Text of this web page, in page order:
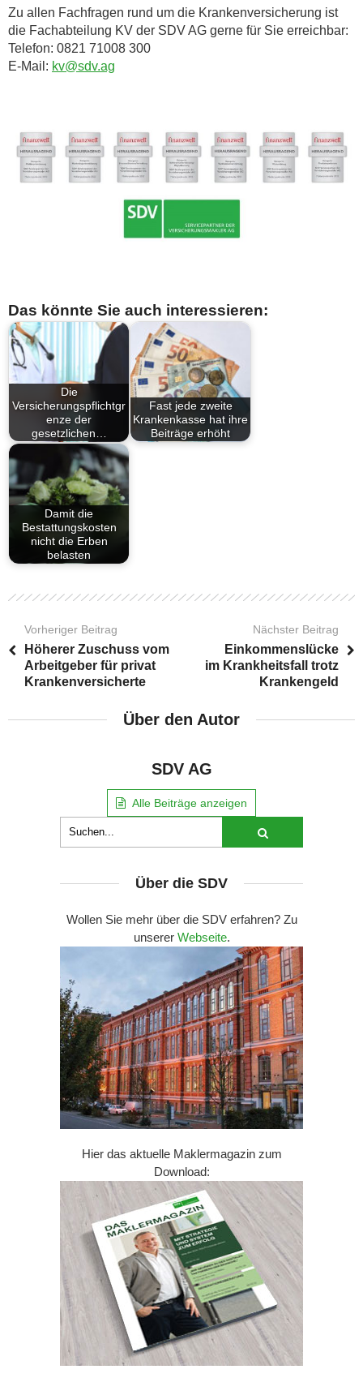
Zu allen Fachfragen rund um die Krankenversicherung ist
die Fachabteilung KV der SDV AG gerne für Sie erreichbar:
Telefon: 0821 71008 300
E-Mail: kv@sdv.ag
Das könnte Sie auch interessieren:
Die
Versicherungspflichtgr
enze der
gesetzlichen…
Fast jede zweite
Krankenkasse hat ihre
Beiträge erhöht
Damit die
Bestattungskosten
nicht die Erben
belasten
Vorheriger Beitrag
Höherer Zuschuss vom
Arbeitgeber für privat
Krankenversicherte
Nächster Beitrag
Einkommenslücke
im Krankheitsfall trotz
Krankengeld
Über den Autor
SDV AG
Alle Beiträge anzeigen
Über die SDV
Wollen Sie mehr über die SDV erfahren? Zu
unserer Webseite.
Hier das aktuelle Maklermagazin zum
Download: